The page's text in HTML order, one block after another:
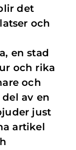
det
och
en stad
och rika
och
av en
just
artikel